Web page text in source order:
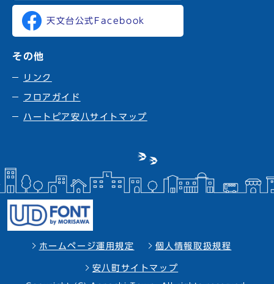
天文台公式Facebook
その他
リンク
フロアガイド
ハートピア安八サイトマップ
ホームページ運用規定 個人情報取扱規程
安八町サイトマップ